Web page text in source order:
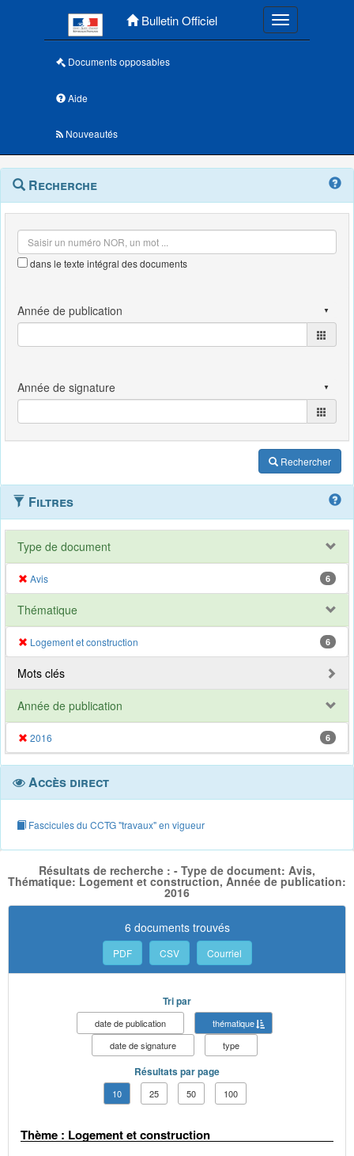
Bulletin Officiel Toggle
Documents opposables
Aide
Nouveautés
Navigation
outils
Menu
contextuel
Recherche
dans le texte intégral des documents
Rechercher
Filtres
Type de document
Avis 6
Thématique
Logement et construction 6
Mots clés
Année de publication
2016 6
Accès direct
Fascicules du CCTG "travaux" en vigueur
Résultats de recherche : - Type de document: Avis,
Thématique: Logement et construction, Année de publication:
2016
6 documents trouvés
PDF CSV Courriel
Tri par
date de publication
thématique
date de signature
type
Résultats par page
10 25 50 100
Thème : Logement et construction